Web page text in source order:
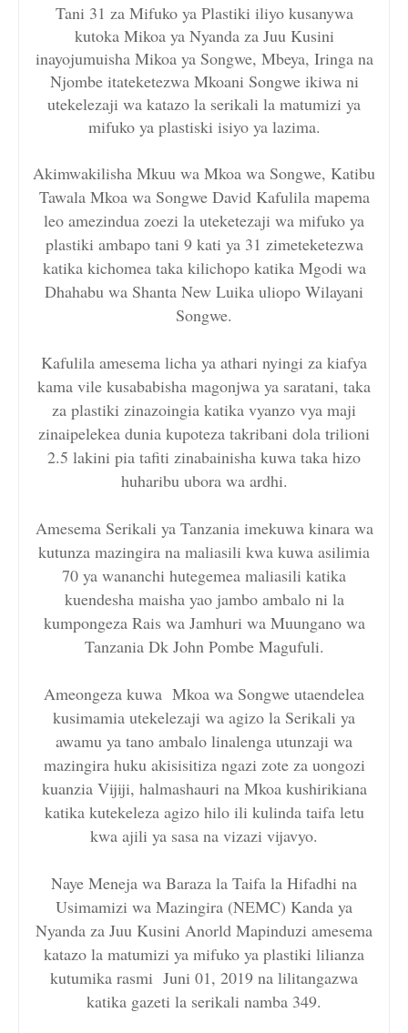
Tani 31 za Mifuko ya Plastiki iliyo kusanywa
kutoka Mikoa ya Nyanda za Juu Kusini
inayojumuisha Mikoa ya Songwe, Mbeya, Iringa na
Njombe itateketezwa Mkoani Songwe ikiwa ni
utekelezaji wa katazo la serikali la matumizi ya
mifuko ya plastiski isiyo ya lazima.
Akimwakilisha Mkuu wa Mkoa wa Songwe, Katibu
Tawala Mkoa wa Songwe David Kafulila mapema
leo amezindua zoezi la uteketezaji wa mifuko ya
plastiki ambapo tani 9 kati ya 31 zimeteketezwa
katika kichomea taka kilichopo katika Mgodi wa
Dhahabu wa Shanta New Luika uliopo Wilayani
Songwe.
Kafulila amesema licha ya athari nyingi za kiafya
kama vile kusababisha magonjwa ya saratani, taka
za plastiki zinazoingia katika vyanzo vya maji
zinaipelekea dunia kupoteza takribani dola trilioni
2.5 lakini pia tafiti zinabainisha kuwa taka hizo
huharibu ubora wa ardhi.
Amesema Serikali ya Tanzania imekuwa kinara wa
kutunza mazingira na maliasili kwa kuwa asilimia
70 ya wananchi hutegemea maliasili katika
kuendesha maisha yao jambo ambalo ni la
kumpongeza Rais wa Jamhuri wa Muungano wa
Tanzania Dk John Pombe Magufuli.
Ameongeza kuwa Mkoa wa Songwe utaendelea
kusimamia utekelezaji wa agizo la Serikali ya
awamu ya tano ambalo linalenga utunzaji wa
mazingira huku akisisitiza ngazi zote za uongozi
kuanzia Vijiji, halmashauri na Mkoa kushirikiana
katika kutekeleza agizo hilo ili kulinda taifa letu
kwa ajili ya sasa na vizazi vijavyo.
Naye Meneja wa Baraza la Taifa la Hifadhi na
Usimamizi wa Mazingira (NEMC) Kanda ya
Nyanda za Juu Kusini Anorld Mapinduzi amesema
katazo la matumizi ya mifuko ya plastiki lilianza
kutumika rasmi Juni 01, 2019 na lilitangazwa
katika gazeti la serikali namba 349.